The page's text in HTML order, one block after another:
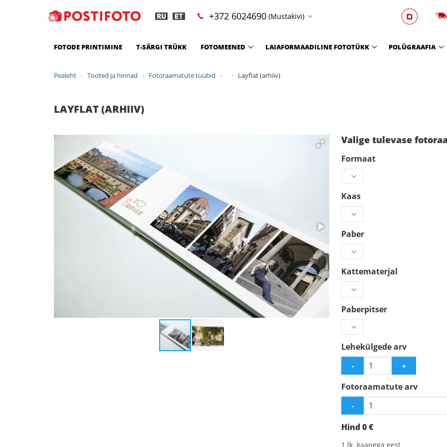
+372 6024690 (Mustakivi)
FOTODE PRINTIMINE T-SÄRGI TRÜKK FOTOMEENED LAIAFORMAADILINE FOTOTÜKK POLÜGRAAFIA
Pealeht Tooted ja hinnad Fotoraamatute tüübid Layflat (arhiiv)
LAYFLAT (ARHIIV)
Valige tulevase
Formaat
Kaas
Paber
Kattematerjal
Paberpitser
Lehekülgede arv
- +
Fotoraamatute arv
-
Hind0€
1 lk. kaanega eest